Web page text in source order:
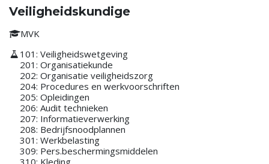
Veiligheidskundige
MVK
101: Veiligheidswetgeving
201: Organisatiekunde
202: Organisatie veiligheidszorg
204: Procedures en werkvoorschriften
205: Opleidingen
206: Audit technieken
207: Informatieverwerking
208: Bedrijfsnoodplannen
301: Werkbelasting
309: Pers.beschermingsmiddelen
310: Kleding